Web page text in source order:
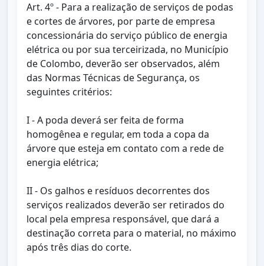
Art. 4º - Para a realização de serviços de podas
e cortes de árvores, por parte de empresa
concessionária do serviço público de energia
elétrica ou por sua terceirizada, no Município
de Colombo, deverão ser observados, além
das Normas Técnicas de Segurança, os
seguintes critérios:
I - A poda deverá ser feita de forma
homogênea e regular, em toda a copa da
árvore que esteja em contato com a rede de
energia elétrica;
II - Os galhos e resíduos decorrentes dos
serviços realizados deverão ser retirados do
local pela empresa responsável, que dará a
destinação correta para o material, no máximo
após três dias do corte.